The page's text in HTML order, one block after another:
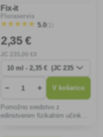
Fix-it
Floraservis
5.0(1)
2,35 €
235
− + V košarico
Pomožno sredstvo z
edinstvenim fizikalnim učinkom